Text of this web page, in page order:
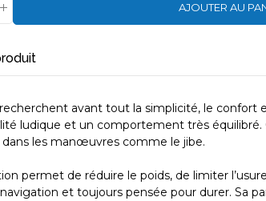
AJOUTER AU
avant tout la simplicité, le confort
ludique et un comportement très équilibré.
les manœuvres comme le jibe.
permet de réduire le poids, de limiter
et toujours pensée pour durer. Sa